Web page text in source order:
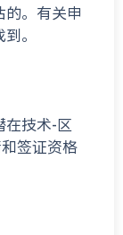
的。有关申
。
在技术-区
签证资格